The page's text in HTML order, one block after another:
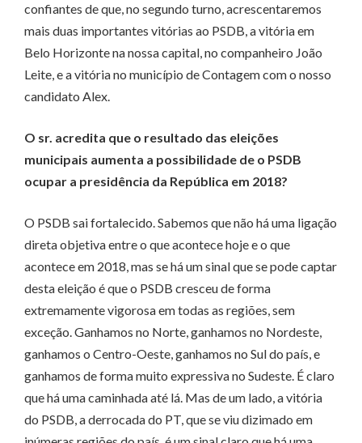
confiantes de que, no segundo turno, acrescentaremos
mais duas importantes vitórias ao PSDB, a vitória em
Belo Horizonte na nossa capital, no companheiro João
Leite, e a vitória no município de Contagem com o nosso
candidato Alex.
O sr. acredita que o resultado das eleições
municipais aumenta a possibilidade de o PSDB
ocupar a presidência da República em 2018?
O PSDB sai fortalecido. Sabemos que não há uma ligação
direta objetiva entre o que acontece hoje e o que
acontece em 2018, mas se há um sinal que se pode captar
desta eleição é que o PSDB cresceu de forma
extremamente vigorosa em todas as regiões, sem
exceção. Ganhamos no Norte, ganhamos no Nordeste,
ganhamos o Centro-Oeste, ganhamos no Sul do país, e
ganhamos de forma muito expressiva no Sudeste. É claro
que há uma caminhada até lá. Mas de um lado, a vitória
do PSDB, a derrocada do PT, que se viu dizimado em